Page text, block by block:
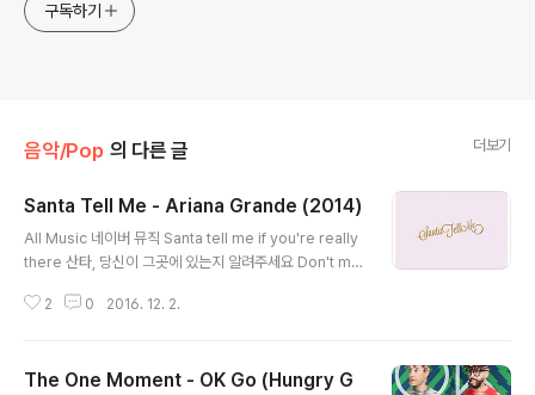
구독하기
음악/Pop 의 다른 글 더보기
Santa Tell Me - Ariana Grande (2014)
All Music 네이버 뮤직 Santa tell me if you're really
there 산타, 당신이 그곳에 있는지 알려주세요​ Don't ma
해주세요​ If he won't be here next year 그가 내년에
give it all away 난 모든 걸 다 줄 수 없어요​ If he won't
2 0 2016. 12. 2.
The One Moment - OK Go (Hungry G